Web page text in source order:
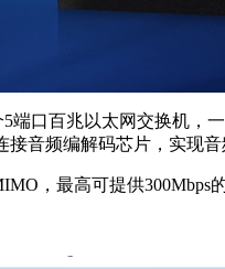
5端口百兆以太网交换机
接音频编解码芯片，实现音
，最高可提供300Mbps